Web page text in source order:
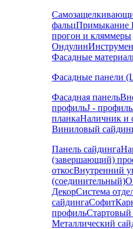
фальцПримыкание
прогон и кляммеры
Ондулин
Фасадные
Фасадные панели
Фасадная панель
профильJ -
планкаНаличник и
Виниловый
Панель сайдинга
(завершающий)
откосВнутренний
(соединительный)
ДекорСистема
сайдингаСофит
профиль
Металлический